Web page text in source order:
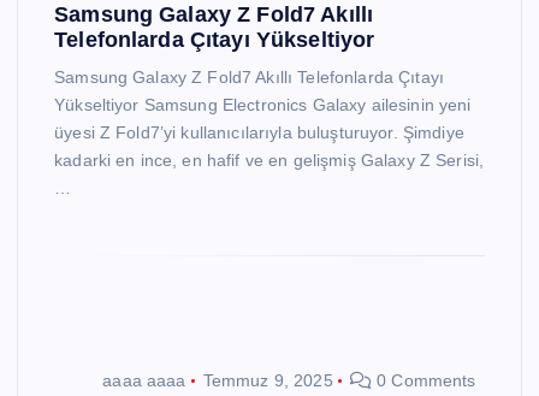
Samsung Galaxy Z Fold7 Akıllı
Telefonlarda Çıtayı Yükseltiyor
Samsung Galaxy Z Fold7 Akıllı Telefonlarda Çıtayı
Yükseltiyor Samsung Electronics Galaxy ailesinin yeni
üyesi Z Fold7’yi kullanıcılarıyla buluşturuyor. Şimdiye
kadarki en ince, en hafif ve en gelişmiş Galaxy Z Serisi,
aaaa aaaa Temmuz 9, 2025 0 Comments